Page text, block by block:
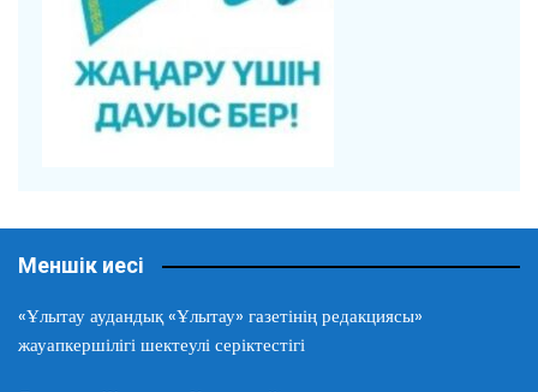
Меншік иесі
«Ұлытау аудандық «Ұлытау» газетінің редакциясы»
жауапкершілігі шектеулі серіктестігі